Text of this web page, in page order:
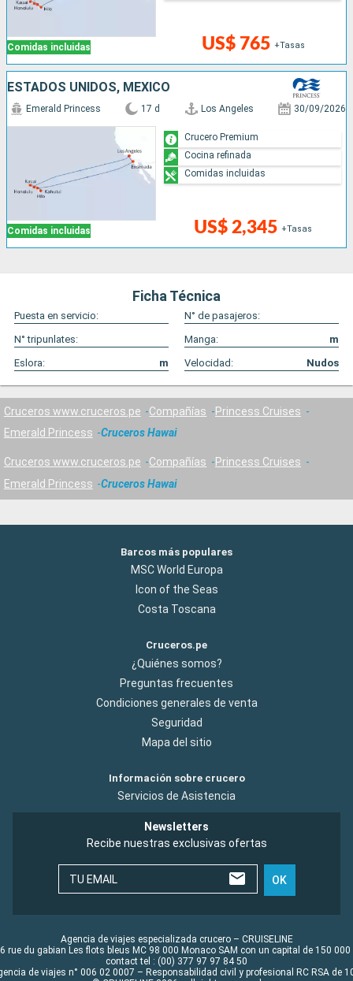
Comidas incluidas US$ 765 +Tasas
ESTADOS UNIDOS, MÉXICO
Comidas incluidas
Emerald Princess 17 d Los Angeles 30/09/2026
US$ 2,345 +Tasas
Crucero Premium
Cocina refinada
Comidas incluidas
Ficha Técnica
Puesta en servicio:
N° de pasajeros:
N° tripunlates:
Manga:
m
Eslora:
m Velocidad: Nudos
Cruceros www.cruceros.pe Compañías
Princess Cruises
Emerald Princess
Cruceros Hawai
Cruceros www.cruceros.pe Compañías
Princess Cruises
Emerald Princess
Cruceros Hawai
Barcos más populares
MSC World Europa
Icon of the Seas
Costa Toscana
Cruceros.pe
¿Quiénes somos?
Preguntas frecuentes
Condiciones generales de venta
Seguridad
Mapa del sitio
Información sobre crucero
Servicios de Asistencia
Newsletters
Recibe nuestras exclusivas ofertas
TU EMAIL OK
Agencia de viajes especializada crucero – CRUISELINE
rue du gabian Les flots bleus MC 98 000 Monaco SAM con un capital de 150 000
contact tel : (00) 377 97 97 84 50
de viajes n° 006 02 0007 – Responsabilidad civil y profesional RC RSA de